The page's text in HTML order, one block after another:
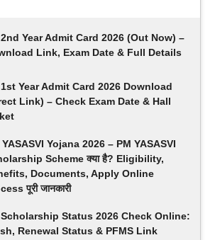
Year Admit Card 2026 (Out Now) –
Link, Exam Date & Full Details
Year Admit Card 2026 Download
Link) – Check Exam Date & Hall
YASASVI Yojana 2026 – PM YASASVI
Scheme क्या है? Eligibility,
Documents, Apply Online
पूरी जानकारी
Scholarship Status 2026 Check Online:
Renewal Status & PFMS Link